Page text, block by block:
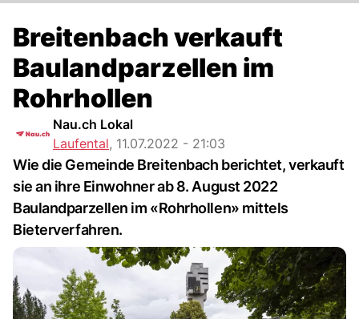
Breitenbach verkauft
Baulandparzellen im
Rohrhollen
Nau.ch Lokal
Laufental, 11.07.2022 - 21:03
Wie die Gemeinde Breitenbach berichtet, verkauft
sie an ihre Einwohner ab 8. August 2022
Baulandparzellen im «Rohrhollen» mittels
Bieterverfahren.